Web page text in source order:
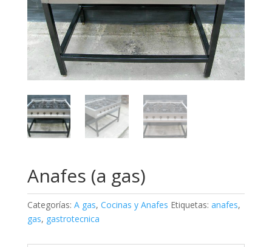
Anafes (a gas)
Categorías: A gas, Cocinas y Anafes Etiquetas: anafes,
gas, gastrotecnica